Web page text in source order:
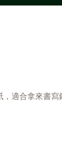
，適合拿來書